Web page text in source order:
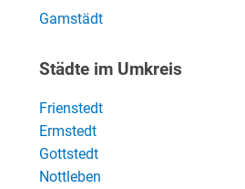
Gamstädt
Städte im Umkreis
Frienstedt
Ermstedt
Gottstedt
Nottleben